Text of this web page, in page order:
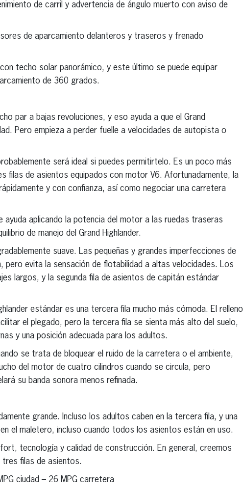
de carril y advertencia de ángulo muerto con aviso de
de aparcamiento delanteros y traseros y frenado
techo solar panorámico, y este último se puede equipar
de 360 grados.
par a bajas revoluciones, y eso ayuda a que el Grand
Pero empieza a perder fuelle a velocidades de autopista o
será ideal si puedes permitirtelo. Es un poco más
filas de asientos equipados con motor V6. Afortunadamente, la
y con confianza, así como negociar una carretera
ayuda aplicando la potencia del motor a las ruedas traseras
de manejo del Grand Highlander.
suave. Las pequeñas y grandes imperfecciones de
pero evita la sensación de flotabilidad a altas velocidades. Los
largos, y la segunda fila de asientos de capitán estándar
estándar es una tercera fila mucho más cómoda. El relleno
el plegado, pero la tercera fila se sienta más alto del suelo,
y una posición adecuada para los adultos.
se trata de bloquear el ruido de la carretera o el ambiente,
del motor de cuatro cilindros cuando se circula, pero
su banda sonora menos refinada.
grande. Incluso los adultos caben en la tercera fila, y una
el maletero, incluso cuando todos los asientos están en uso.
tecnología y calidad de construcción. En general, creemos
tres filas de asientos.
ciudad – 26 MPG carretera